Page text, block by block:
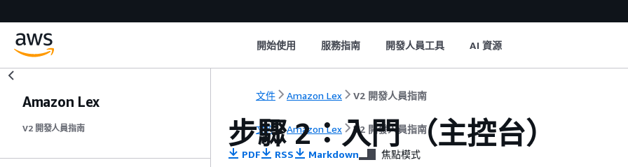
開始使用 服務指南 開發人員工具 AI 資源
Amazon Lex
V2 開發人員指南
文件 Amazon Lex V2 開發人員指南
文件 Amazon Lex V2 開發人員指南
步驟 2：入門 （主控台）
PDF RSS Markdown 焦點模式